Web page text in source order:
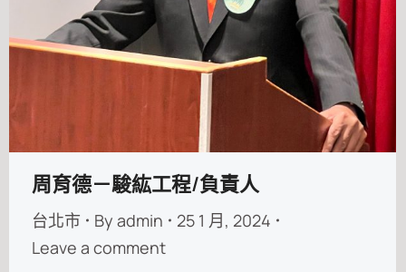
周育德－駿紘工程/負責人
台北市 By admin
25 1 月, 2024
Leave a comment